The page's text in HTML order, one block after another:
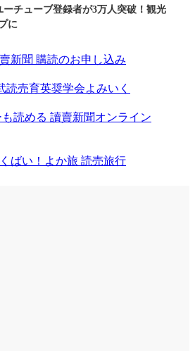
ーチューブ登録者が3万人突破！観光
に